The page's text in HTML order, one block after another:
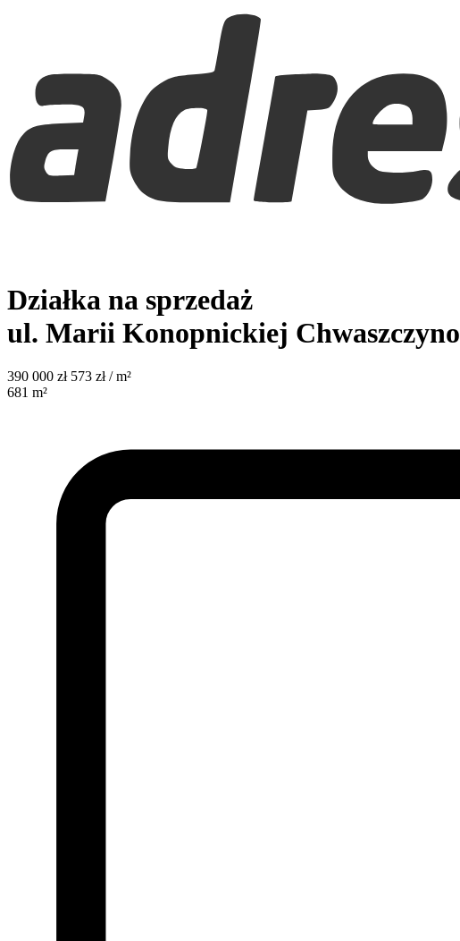
Działka na sprzedaż
ul. Marii Konopnickiej Chwaszczyno
390 000 zł 573 zł / m²
681 m²